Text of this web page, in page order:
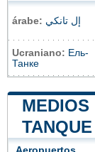
árabe: إل تانكي
Ucraniano: Ель-
Танке
MEDIOS
TANQUE